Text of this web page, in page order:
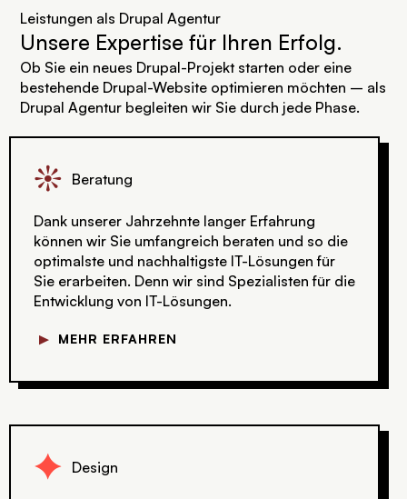
Leistungen als Drupal Agentur
Unsere Expertise für Ihren Erfolg.
Ob Sie ein neues Drupal-Projekt starten oder eine
bestehende Drupal-Website optimieren möchten – als
Drupal Agentur begleiten wir Sie durch jede Phase.
j Beratung
Dank unserer Jahrzehnte langer Erfahrung
können wir Sie umfangreich beraten und so die
optimalste und nachhaltigste IT-Lösungen für
Sie erarbeiten. Denn wir sind Spezialisten für die
Entwicklung von IT-Lösungen.
▼ MEHR ERFAHREN
F Design